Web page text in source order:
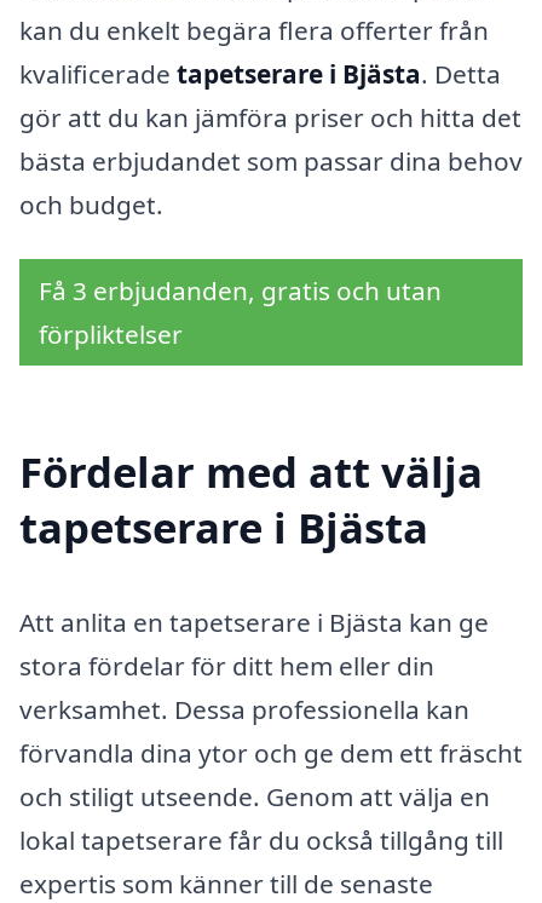
kan du enkelt begära flera offerter från
kvalificerade tapetserare i Bjästa. Detta
gör att du kan jämföra priser och hitta det
bästa erbjudandet som passar dina behov
och budget.
Få 3 erbjudanden, gratis och utan
förpliktelser
Fördelar med att välja
tapetserare i Bjästa
Att anlita en tapetserare i Bjästa kan ge
stora fördelar för ditt hem eller din
verksamhet. Dessa professionella kan
förvandla dina ytor och ge dem ett fräscht
och stiligt utseende. Genom att välja en
lokal tapetserare får du också tillgång till
expertis som känner till de senaste